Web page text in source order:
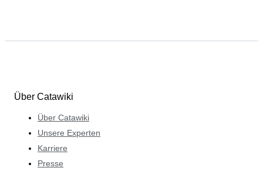
Über Catawiki
Über Catawiki
Unsere Experten
Karriere
Presse